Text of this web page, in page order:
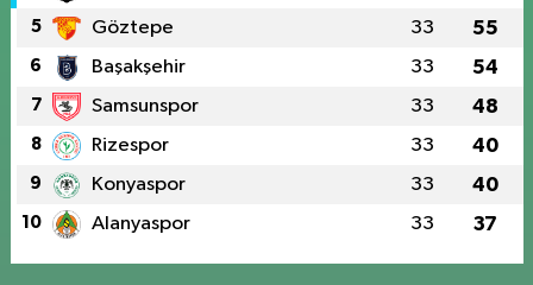
5 Göztepe 33 55
6 Başakşehir 33 54
7 Samsunspor 33 48
8 Rizespor 33 40
9 Konyaspor 33 40
10 Alanyaspor 33 37